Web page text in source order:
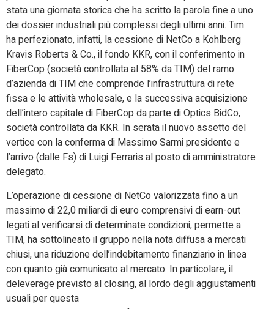
stata una giornata storica che ha scritto la parola fine a uno
dei dossier industriali più complessi degli ultimi anni. Tim
ha perfezionato, infatti, la cessione di NetCo a Kohlberg
Kravis Roberts & Co., il fondo KKR, con il conferimento in
FiberCop (società controllata al 58% da TIM) del ramo
d’azienda di TIM che comprende l’infrastruttura di rete
fissa e le attività wholesale, e la successiva acquisizione
dell’intero capitale di FiberCop da parte di Optics BidCo,
società controllata da KKR. In serata il nuovo assetto del
vertice con la conferma di Massimo Sarmi presidente e
l’arrivo (dalle Fs) di Luigi Ferraris al posto di amministratore
delegato.
L’operazione di cessione di NetCo valorizzata fino a un
massimo di 22,0 miliardi di euro comprensivi di earn-out
legati al verificarsi di determinate condizioni, permette a
TIM, ha sottolineato il gruppo nella nota diffusa a mercati
chiusi, una riduzione dell’indebitamento finanziario in linea
con quanto già comunicato al mercato. In particolare, il
deleverage previsto al closing, al lordo degli aggiustamenti
usuali per questa